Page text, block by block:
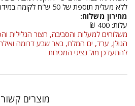
ללא מעלית תוספת של 50 ש"ח לקומה במידה וצריך מנוף ישולם ע"י הלקוח
מחירון משלוח:
עלות: 400 ₪
משלוחים למעלות והסביבה, חצור הגלילית
הגולן, ערד, ים המלח, באר שבע דרומה
להתעדכן מול נציגי המכירות
מוצרים